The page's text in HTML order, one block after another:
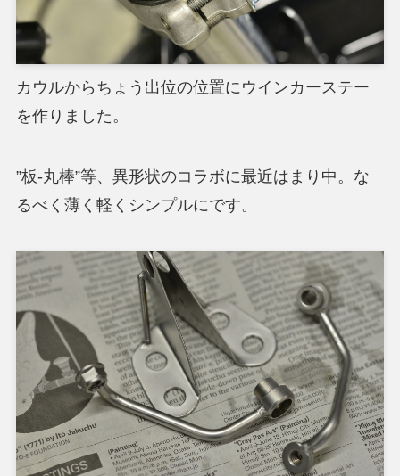
カウルからちょう出位の位置にウインカーステー
を作りました。
”板-丸棒”等、異形状のコラボに最近はまり中。な
るべく薄く軽くシンプルにです。